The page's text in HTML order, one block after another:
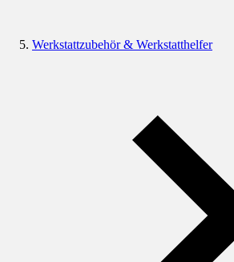
Werkstattzubehör & Werkstatthelfer